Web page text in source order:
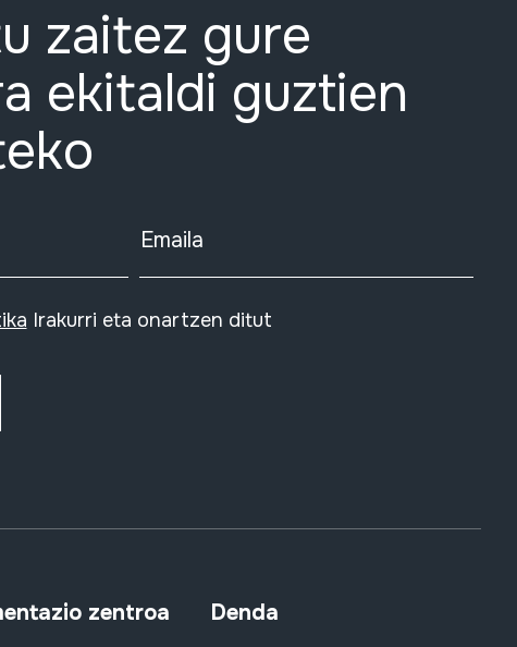
zaitez gure
ekitaldi guztien
Emaila
Irakurri eta onartzen ditut
zentroa Denda